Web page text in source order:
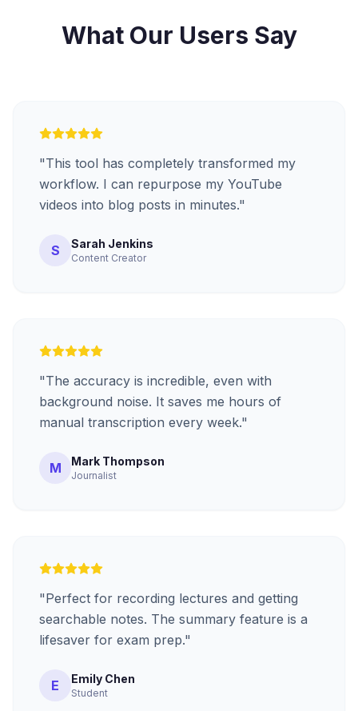
What Our Users Say
"This tool has completely transformed my
workflow. I can repurpose my YouTube
videos into blog posts in minutes."
S Sarah Jenkins
Content Creator
"The accuracy is incredible, even with
background noise. It saves me hours of
manual transcription every week."
M Mark Thompson
Journalist
"Perfect for recording lectures and getting
searchable notes. The summary feature is a
lifesaver for exam prep."
E Emily Chen
Student